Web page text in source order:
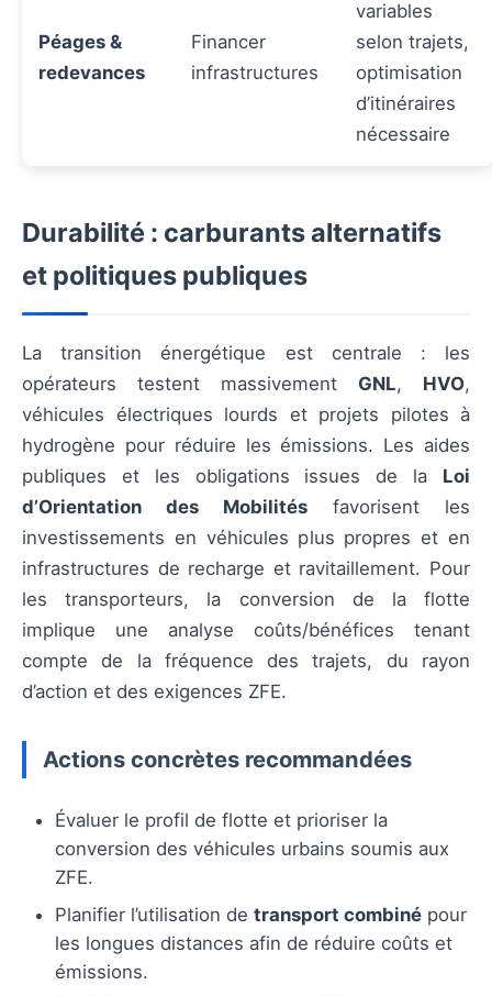
Péages &
redevances
Financer
infrastructures
variables
selon trajets,
optimisation
d’itinéraires
nécessaire
Durabilité : carburants alternatifs
et politiques publiques
La transition énergétique est centrale : les
opérateurs testent massivement GNL, HVO,
véhicules électriques lourds et projets pilotes à
hydrogène pour réduire les émissions. Les aides
publiques et les obligations issues de la Loi
d’Orientation des Mobilités favorisent les
investissements en véhicules plus propres et en
infrastructures de recharge et ravitaillement. Pour
les transporteurs, la conversion de la flotte
implique une analyse coûts/bénéfices tenant
compte de la fréquence des trajets, du rayon
d’action et des exigences ZFE.
Actions concrètes recommandées
Évaluer le profil de flotte et prioriser la
conversion des véhicules urbains soumis aux
ZFE.
Planifier l’utilisation de transport combiné pour
les longues distances afin de réduire coûts et
émissions.